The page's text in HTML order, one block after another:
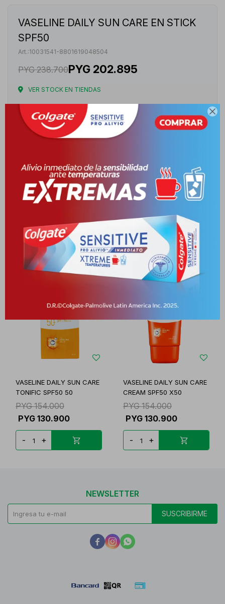

VASELINE DAILY SUN CARE EN STICK
SPF50
10031541-8801619048504
PYG 238.700PYG 202.895
VER STOCK EN TIENDAS
Envíos
Cambios y Devoluciones
Medios de pago
Productos que te pueden interesar
VASELINE DAILY SUN CARE
TONIFIC SPF50 50
PYG 154.000
PYG 130.900
- +
VASELINE DAILY SUN CARE
CREAM SPF50 X50
PYG 154.000
PYG 130.900
- +
NEWSLETTER
SUSCRIBIRME
  